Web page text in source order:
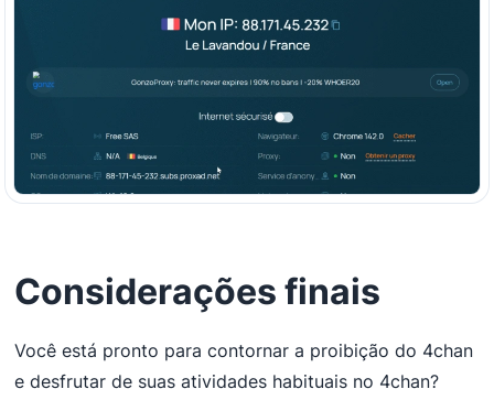
Considerações finais
Você está pronto para contornar a proibição do 4chan
e desfrutar de suas atividades habituais no 4chan?